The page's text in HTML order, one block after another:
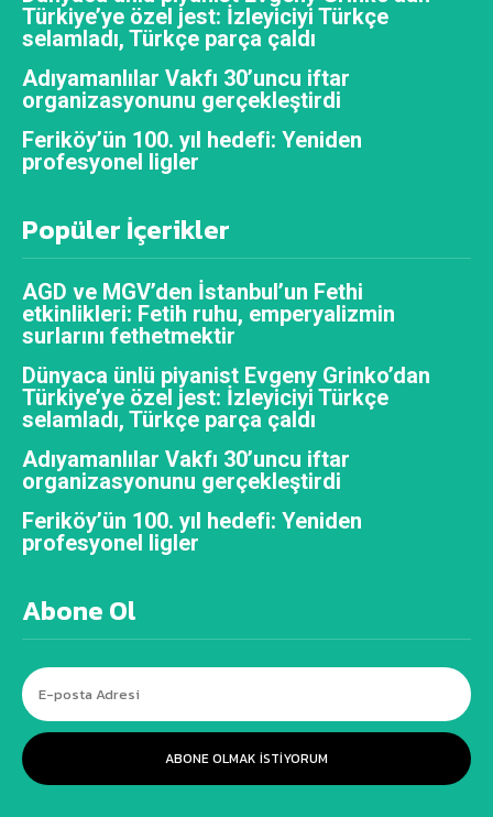
Türkiye’ye özel jest: İzleyiciyi Türkçe
selamladı, Türkçe parça çaldı
Adıyamanlılar Vakfı 30’uncu iftar
organizasyonunu gerçekleştirdi
Feriköy’ün 100. yıl hedefi: Yeniden
profesyonel ligler
Popüler İçerikler
AGD ve MGV’den İstanbul’un Fethi
etkinlikleri: Fetih ruhu, emperyalizmin
surlarını fethetmektir
Dünyaca ünlü piyanist Evgeny Grinko’dan
Türkiye’ye özel jest: İzleyiciyi Türkçe
selamladı, Türkçe parça çaldı
Adıyamanlılar Vakfı 30’uncu iftar
organizasyonunu gerçekleştirdi
Feriköy’ün 100. yıl hedefi: Yeniden
profesyonel ligler
Abone Ol
ABONE OLMAK ISTIYORUM